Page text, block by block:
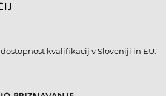
kvalifikacij v Sloveniji in EU.